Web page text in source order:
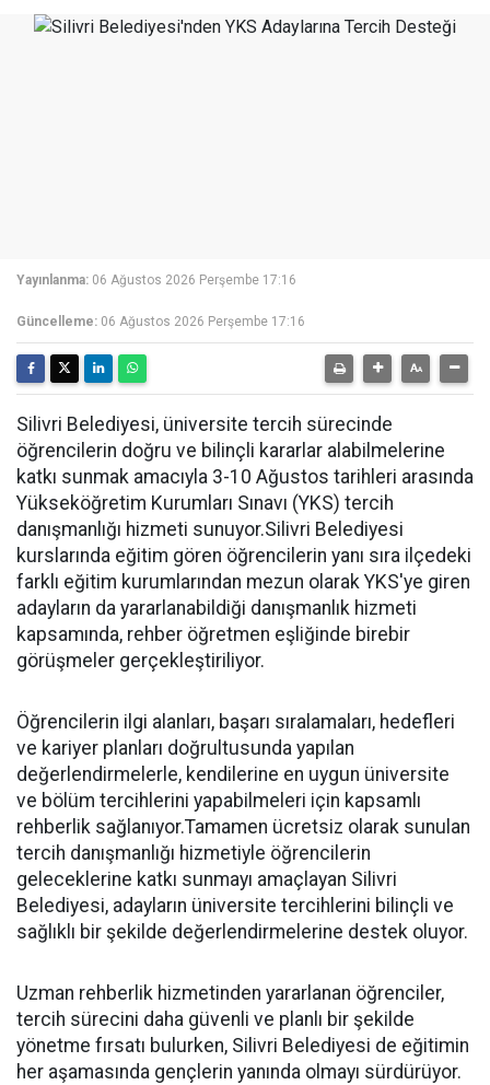
Yayınlanma: 06 Ağustos 2026 Perşembe 17:16
Güncelleme: 06 Ağustos 2026 Perşembe 17:16
Silivri Belediyesi, üniversite tercih sürecinde
öğrencilerin doğru ve bilinçli kararlar alabilmelerine
katkı sunmak amacıyla 3-10 Ağustos tarihleri arasında
Yükseköğretim Kurumları Sınavı (YKS) tercih
danışmanlığı hizmeti sunuyor.Silivri Belediyesi
kurslarında eğitim gören öğrencilerin yanı sıra ilçedeki
farklı eğitim kurumlarından mezun olarak YKS'ye giren
adayların da yararlanabildiği danışmanlık hizmeti
kapsamında, rehber öğretmen eşliğinde birebir
görüşmeler gerçekleştiriliyor.
Öğrencilerin ilgi alanları, başarı sıralamaları, hedefleri
ve kariyer planları doğrultusunda yapılan
değerlendirmelerle, kendilerine en uygun üniversite
ve bölüm tercihlerini yapabilmeleri için kapsamlı
rehberlik sağlanıyor.Tamamen ücretsiz olarak sunulan
tercih danışmanlığı hizmetiyle öğrencilerin
geleceklerine katkı sunmayı amaçlayan Silivri
Belediyesi, adayların üniversite tercihlerini bilinçli ve
sağlıklı bir şekilde değerlendirmelerine destek oluyor.
Uzman rehberlik hizmetinden yararlanan öğrenciler,
tercih sürecini daha güvenli ve planlı bir şekilde
yönetme fırsatı bulurken, Silivri Belediyesi de eğitimin
her aşamasında gençlerin yanında olmayı sürdürüyor.